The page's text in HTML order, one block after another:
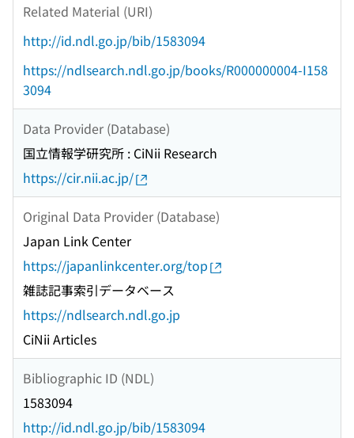
Related Material (URI)
http://id.ndl.go.jp/bib/1583094
https://ndlsearch.ndl.go.jp/books/R000000004-I158
3094
Data Provider (Database)
国立情報学研究所 : CiNii Research
https://cir.nii.ac.jp/
Original Data Provider (Database)
Japan Link Center
https://japanlinkcenter.org/top
雑誌記事索引データベース
https://ndlsearch.ndl.go.jp
CiNii Articles
Bibliographic ID (NDL)
1583094
http://id.ndl.go.jp/bib/1583094